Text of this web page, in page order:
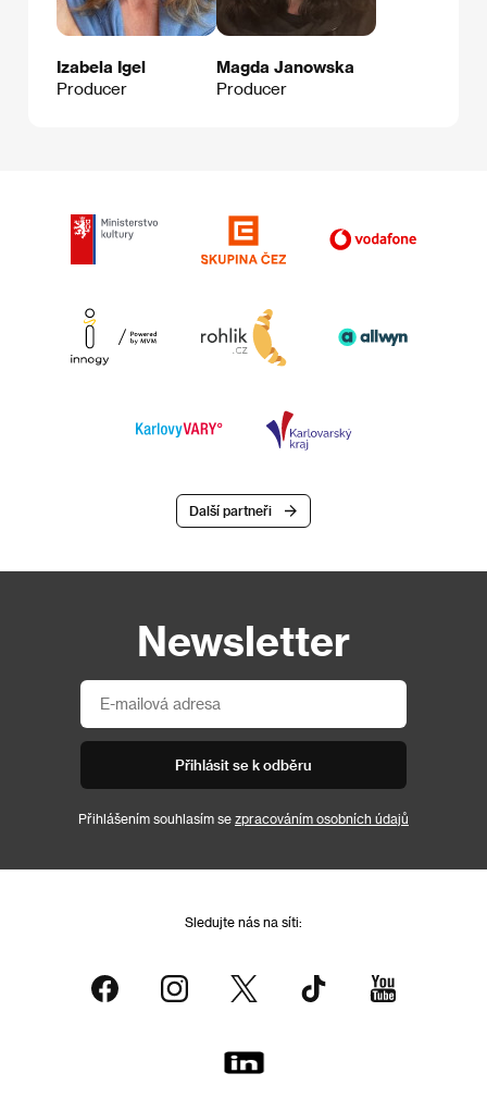
Izabela Igel
Producer
Magda Janowska
Producer
Další partneři
Newsletter
Přihlásit se k odběru
Přihlášením souhlasím se zpracováním osobních údajů
Sledujte nás na síti: